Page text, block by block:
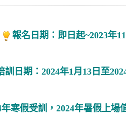
報名日期：即日起~2023年
訓日期：2024年1月13日至
年寒假受訓，2024年暑假上場